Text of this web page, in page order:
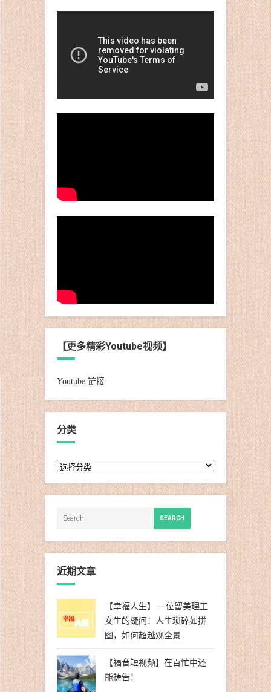
【更多精彩Youtube视频】
Youtube 链接
分类
分
SEARCH
近期文章
【幸福人生】 一位留美理工
女生的疑问：人生琐碎如拼
图，如何超越观全景
【福音短视频】在百忙中还
能祷告！